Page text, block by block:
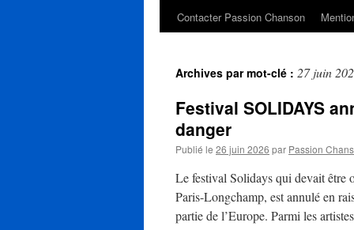
Contacter Passion Chanson
Archives par mot-clé : 27 juin
Festival SOLIDAYS
danger
Publié le 26 juin 2026 par Passion
Le festival Solidays qui devait être
Paris-Longchamp, est annulé en
partie de l’Europe. Parmi les